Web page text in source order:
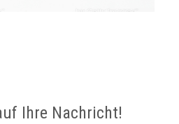
Ihre Nachricht!